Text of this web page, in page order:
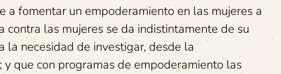
a fomentar un empoderamiento en las mujeres a
contra las mujeres se da indistintamente de su
la necesidad de investigar, desde la
que con programas de empoderamiento las